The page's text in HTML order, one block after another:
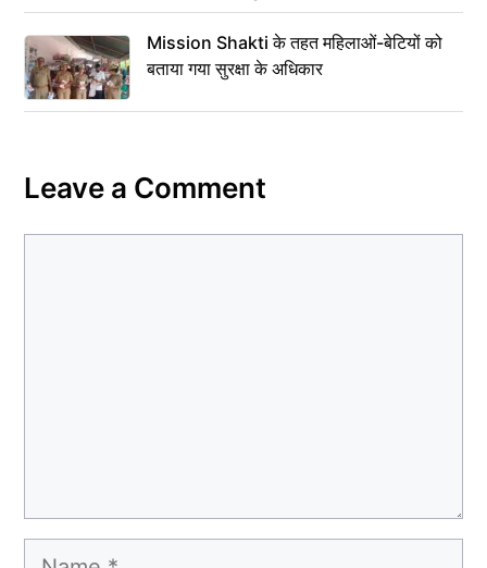
Mission Shakti के तहत महिलाओं-बेटियों को
बताया गया सुरक्षा के अधिकार
Leave a Comment
Name